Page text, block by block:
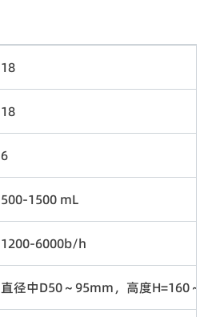
18
18
6
500-1500 mL
1200-6000b/h
直径中D50～95mm，高度H=160～